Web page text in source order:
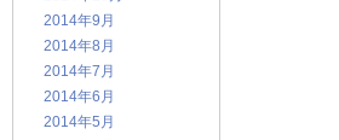
2014年9月
2014年8月
2014年7月
2014年6月
2014年5月